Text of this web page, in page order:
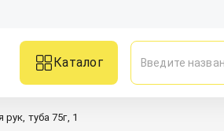
Каталог
туба 75г, 1